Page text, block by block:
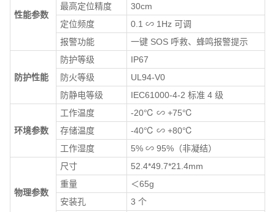
性能参数
最高定位精度
30cm
定位频度
0.1 ∽ 1Hz 可调
报警功能
一键 SOS 呼救、蜂鸣报警提示
防护性能
防护等级
IP67
防火等级
UL94-V0
防静电等级
IEC61000-4-2 标准 4 级
环境参数
工作温度
-20℃ ∽ +75℃
存储温度
-40℃ ∽ +80℃
工作湿度
5% ∽ 95%（非凝结）
物理参数
尺寸
52.4*49.7*21.4mm
重量
＜65g
安装孔
3 个